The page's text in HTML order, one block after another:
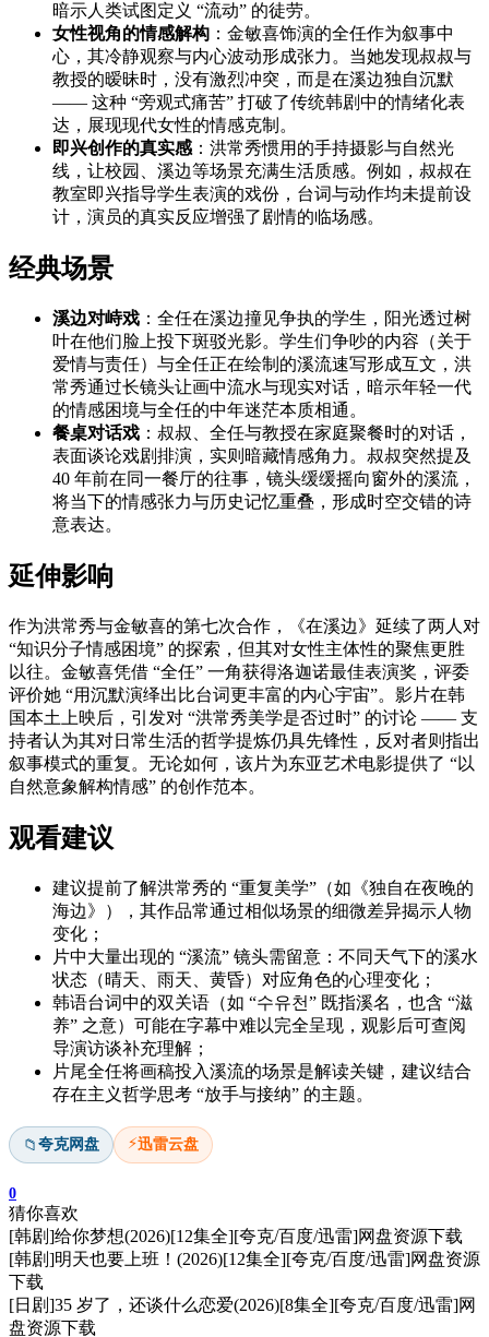
暗示人类试图定义 “流动” 的徒劳。
女性视角的情感解构 ：金敏喜饰演的全任作为叙事中
心，其冷静观察与内心波动形成张力。当她发现叔叔与
教授的暧昧时，没有激烈冲突，而是在溪边独自沉默
—— 这种 “旁观式痛苦” 打破了传统韩剧中的情绪化表
达，展现现代女性的情感克制。
即兴创作的真实感 ：洪常秀惯用的手持摄影与自然光
线，让校园、溪边等场景充满生活质感。例如，叔叔在
教室即兴指导学生表演的戏份，台词与动作均未提前设
计，演员的真实反应增强了剧情的临场感。
经典场景
溪边对峙戏 ：全任在溪边撞见争执的学生，阳光透过树
叶在他们脸上投下斑驳光影。学生们争吵的内容（关于
爱情与责任）与全任正在绘制的溪流速写形成互文，洪
常秀通过长镜头让画中流水与现实对话，暗示年轻一代
的情感困境与全任的中年迷茫本质相通。
餐桌对话戏 ：叔叔、全任与教授在家庭聚餐时的对话，
表面谈论戏剧排演，实则暗藏情感角力。叔叔突然提及
40 年前在同一餐厅的往事，镜头缓缓摇向窗外的溪流，
将当下的情感张力与历史记忆重叠，形成时空交错的诗
意表达。
延伸影响
作为洪常秀与金敏喜的第七次合作，《在溪边》延续了两人对
“知识分子情感困境” 的探索，但其对女性主体性的聚焦更胜
以往。金敏喜凭借 “全任” 一角获得洛迦诺最佳表演奖，评委
评价她 “用沉默演绎出比台词更丰富的内心宇宙”。影片在韩
国本土上映后，引发对 “洪常秀美学是否过时” 的讨论 —— 支
持者认为其对日常生活的哲学提炼仍具先锋性，反对者则指出
叙事模式的重复。无论如何，该片为东亚艺术电影提供了 “以
自然意象解构情感” 的创作范本。
观看建议
建议提前了解洪常秀的 “重复美学”（如《独自在夜晚的
海边》），其作品常通过相似场景的细微差异揭示人物
变化；
片中大量出现的 “溪流” 镜头需留意：不同天气下的溪水
状态（晴天、雨天、黄昏）对应角色的心理变化；
韩语台词中的双关语（如 “수유천” 既指溪名，也含 “滋
养” 之意）可能在字幕中难以完全呈现，观影后可查阅
导演访谈补充理解；
片尾全任将画稿投入溪流的场景是解读关键，建议结合
存在主义哲学思考 “放手与接纳” 的主题。
📁夸克网盘 ⚡迅雷云盘
0
猜你喜欢
[韩剧]给你梦想(2026)[12集全][夸克/百度/迅雷]网盘资源下载
[韩剧]明天也要上班！(2026)[12集全][夸克/百度/迅雷]网盘资源
下载
[日剧]35 岁了，还谈什么恋爱(2026)[8集全][夸克/百度/迅雷]网
盘资源下载